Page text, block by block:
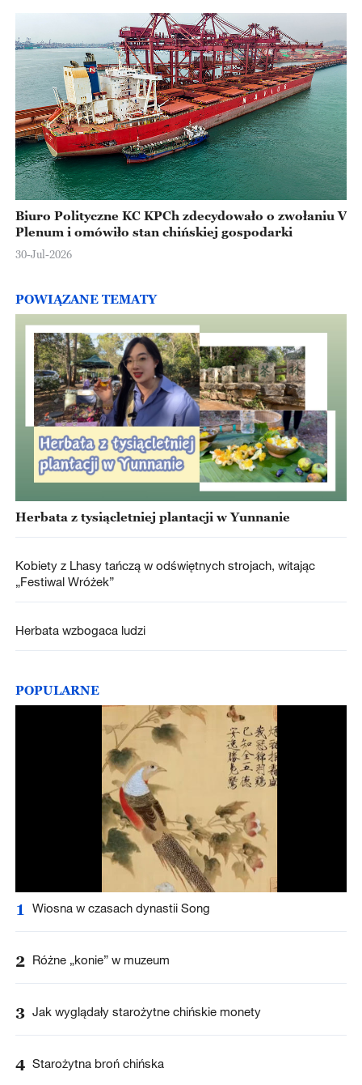
Biuro Polityczne KC KPCh zdecydowało o zwołaniu V
Plenum i omówiło stan chińskiej gospodarki
30-Jul-2026
POWIĄZANE TEMATY
Herbata z tysiącletniej plantacji w Yunnanie
Kobiety z Lhasy tańczą w odświętnych strojach, witając
„Festiwal Wróżek”
Herbata wzbogaca ludzi
POPULARNE
1 Wiosna w czasach dynastii Song
2 Różne „konie” w muzeum
3 Jak wyglądały starożytne chińskie monety
4 Starożytna broń chińska